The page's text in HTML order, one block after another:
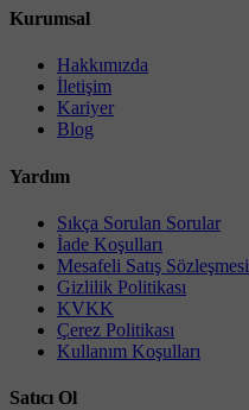
Kurumsal
Hakkımızda
İletişim
Kariyer
Blog
Yardım
Sıkça Sorulan Sorular
İade Koşulları
Mesafeli Satış Sözleşmesi
Gizlilik Politikası
KVKK
Çerez Politikası
Kullanım Koşulları
Satıcı Ol